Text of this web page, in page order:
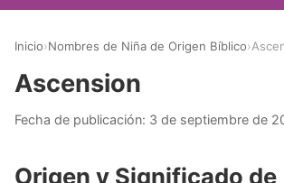
Nombres de Niña que empiezan
Nombres de Niña Egipcios
Nombres de Niña
Inicio›Nombres de Niña de Origen Bíblico›
Ascension
Fecha de publicación: 3 de septiembre de
Origen y Significado de